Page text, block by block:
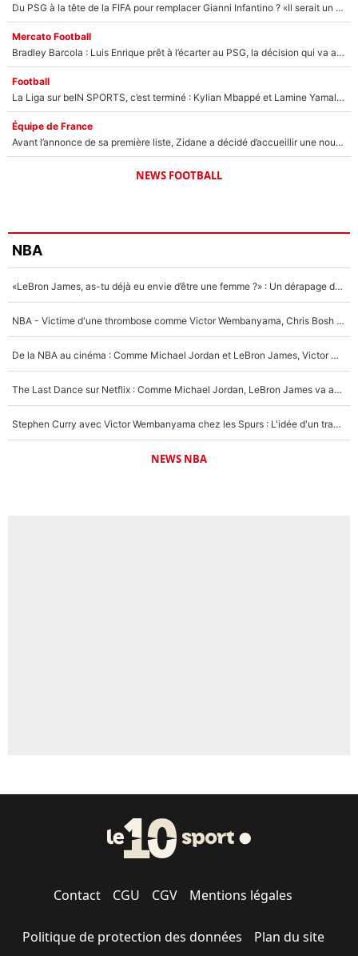
Du PSG à la tête de la FIFA pour remplacer Gianni Infantino ? «Il serait un mauvais président», le patron de la Liga s'attaque à Nasser Al-Khelaïfi !
Mercato Football
Bradley Barcola : Luis Enrique prêt à l’écarter au PSG, la décision qui va accélérer son transfert à Liverpool ?
Football
La Liga sur beIN SPORTS, c’est terminé : Kylian Mbappé et Lamine Yamal changent de chaîne, «le moment était venu d'ouvrir un nouveau chapitre»
Équipe de France
Avant l’annonce de sa première liste, Zidane a décidé d’accueillir une nouvelle tête en équipe de France
NEWS FOOTBALL
NBA
«LeBron James, as-tu déjà eu envie d’être une femme ?» : Un dérapage de Donald Trump sur la superstar de la NBA refait surface
NBA - Victime d'une thrombose comme Victor Wembanyama, Chris Bosh prévient le Français des risques sur sa santé : «J’ai failli mourir sur le coup et j’ai été ramené à la vie»
De la NBA au cinéma : Comme Michael Jordan et LeBron James, Victor Wembanyama rêve d'une carrière d'acteur !
The Last Dance sur Netflix : Comme Michael Jordan, LeBron James va avoir le droit à sa série !
Stephen Curry avec Victor Wembanyama chez les Spurs : L'idée d'un trade historique est lancée en NBA !
NEWS NBA
Contact CGU CGV Mentions légales
Politique de protection des données Plan du site